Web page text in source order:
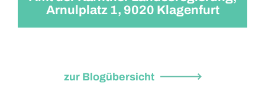
Arnulplatz 1, 9020 Klagenfurt
zur Blogübersicht